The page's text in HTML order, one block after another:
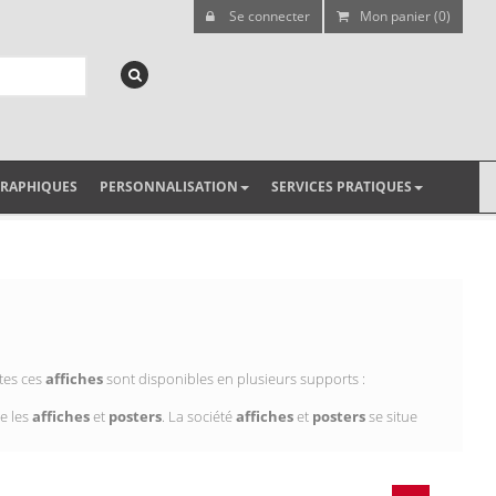
Se connecter Mon panier (0)
PERSONNALISATION SERVICES PRATIQUES
cesaffichessont disponibles en plusieurs supports :
lesafficheset posters. La sociétéafficheset postersse situe